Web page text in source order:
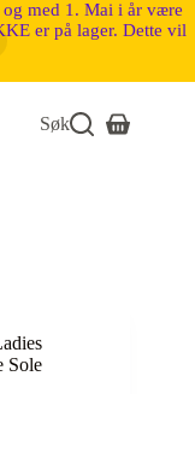
med 1. Mai i år være
er på lager. Dette vil
Søk
Sole